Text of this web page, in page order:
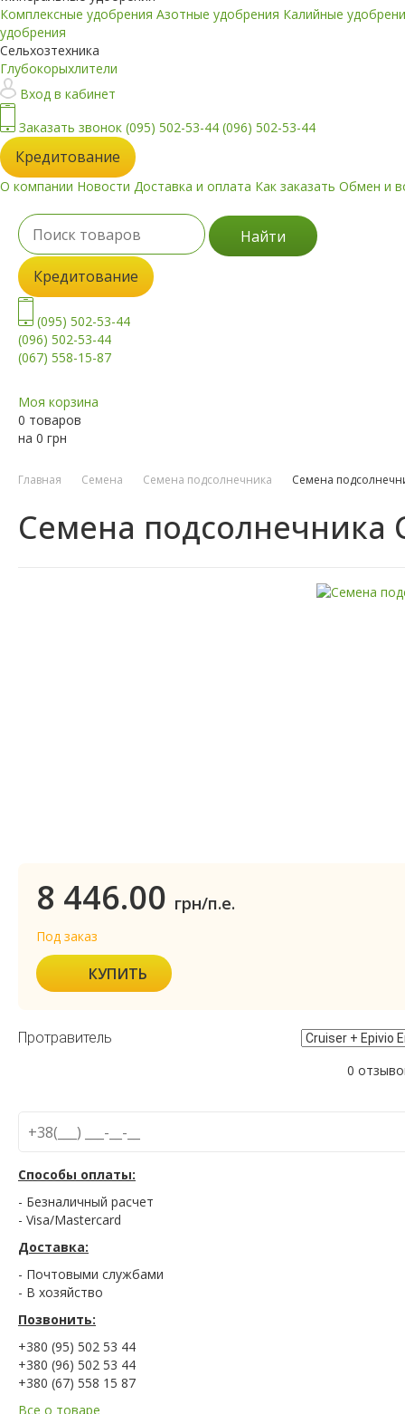
Комплексные удобрения Азотные удобрения Калийные
удобрения
Сельхозтехника
Глубокорыхлители
Вход в кабинет
Заказать звонок (095) 502-53-44 (096) 502-53-44
Кредитование
О компании Новости Доставка и оплата Как заказать Обмен и
Найти
Кредитование
(095) 502-53-44
(096) 502-53-44
(067) 558-15-87
Моя корзина
0 товаров
на 0 грн
Главная Семена Семена подсолнечника Семена
Семена подсолнечника
8 446.00 грн/п.е.
Под заказ
КУПИТЬ
Протравитель
0
Способы оплаты:
- Безналичный расчет
- Visa/Mastercard
Доставка:
- Почтовыми службами
- В хозяйство
Позвонить:
+380 (95) 502 53 44
+380 (96) 502 53 44
+380 (67) 558 15 87
Все о товаре